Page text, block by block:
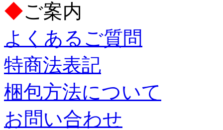
◆ご案内
よくあるご質問
特商法表記
梱包方法について
お問い合わせ